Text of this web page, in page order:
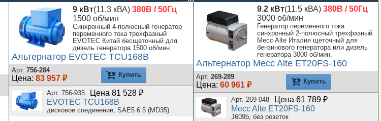
50-60 кВт
70-90 кВт
100-150 кВт
200-250 кВт
300-400 кВт
500-800 кВт
от 1000 кВт
9 кВт(11.3 кВА) 380В / 50Гц
1500 об/мин
Синхронный 4-полюсный генератор
переменного тока трехфазный
EVOTEC Китай бесщеточный для
дизель генератора 1500 об/мин.
Альтернатор EVOTEC TCU168B
Арт. 756-284
Цена: 83 957 ₽ Купить
Арт. 756-935
Цена 81 528 ₽
EVOTEC TCU168B
дисковое соединение, SAE5 6.5 (MD35)
9.2 кВт(11.5 кВА)380В / 50Гц
3000 об/мин
Генератор переменного тока
синхронный 2-полюсный трехфазный
Mecc Alte Италия щеточный для
бензинового генератора или дизель
генератора 3000 об/мин.
Альтернатор Mecc Alte ET20FS-160
Арт.269-289
Цена:60 961 ₽ Купить
Арт. 269-048
Цена 61 789 ₽
Mecc Alte ET20FS-160
J609b, без розеток